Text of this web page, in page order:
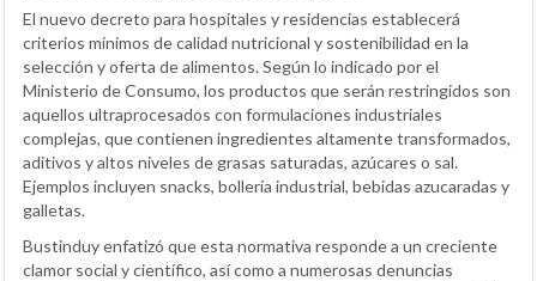
El nuevo decreto para hospitales y residencias establecerá
criterios mínimos de calidad nutricional y sostenibilidad en la
selección y oferta de alimentos. Según lo indicado por el
Ministerio de Consumo, los productos que serán restringidos son
aquellos ultraprocesados con formulaciones industriales
complejas, que contienen ingredientes altamente transformados,
aditivos y altos niveles de grasas saturadas, azúcares o sal.
Ejemplos incluyen snacks, bollería industrial, bebidas azucaradas y
galletas.
Bustinduy enfatizó que esta normativa responde a un creciente
clamor social y científico, así como a numerosas denuncias